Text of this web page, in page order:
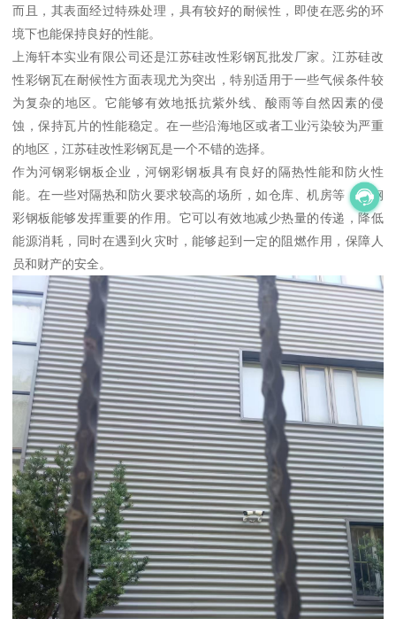
而且，其表面经过特殊处理，具有较好的耐候性，即使在恶劣的环
境下也能保持良好的性能。
上海轩本实业有限公司还是江苏硅改性彩钢瓦批发厂家。江苏硅改
性彩钢瓦在耐候性方面表现尤为突出，特别适用于一些气候条件较
为复杂的地区。它能够有效地抵抗紫外线、酸雨等自然因素的侵
蚀，保持瓦片的性能稳定。在一些沿海地区或者工业污染较为严重
的地区，江苏硅改性彩钢瓦是一个不错的选择。
作为河钢彩钢板企业，河钢彩钢板具有良好的隔热性能和防火性
能。在一些对隔热和防火要求较高的场所，如仓库、机房等，河钢
彩钢板能够发挥重要的作用。它可以有效地减少热量的传递，降低
能源消耗，同时在遇到火灾时，能够起到一定的阻燃作用，保障人
员和财产的安全。